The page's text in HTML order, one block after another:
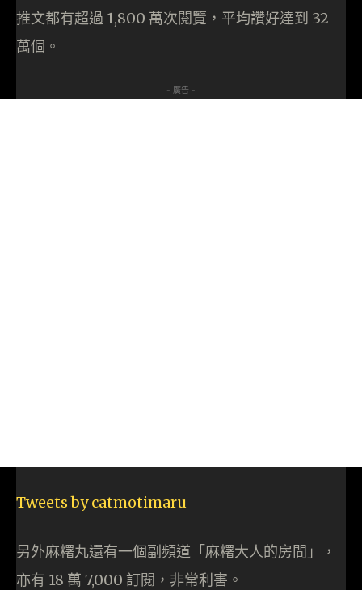
推文都有超過 1,800 萬次閱覽，平均讚好達到 32
萬個。
- 廣告 -
Tweets by catmotimaru
另外麻糬丸還有一個副頻道「麻糬大人的房間」，
亦有 18 萬 7,000 訂閱，非常利害。